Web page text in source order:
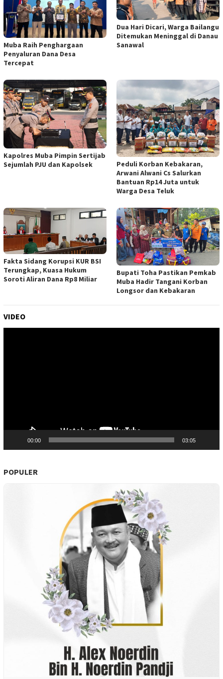
Muba Raih Penghargaan
Penyaluran Dana Desa
Tercepat
Dua Hari Dicari, Warga Bailangu
Ditemukan Meninggal di Danau
Sanawal
Kapolres Muba Pimpin Sertijab
Sejumlah PJU dan Kapolsek
Peduli Korban Kebakaran,
Arwani Alwani Cs Salurkan
Bantuan Rp14 Juta untuk
Warga Desa Teluk
Fakta Sidang Korupsi KUR BSI
Terungkap, Kuasa Hukum
Soroti Aliran Dana Rp8 Miliar
Bupati Toha Pastikan Pemkab
Muba Hadir Tangani Korban
Longsor dan Kebakaran
VIDEO
00:00 03:05
POPULER